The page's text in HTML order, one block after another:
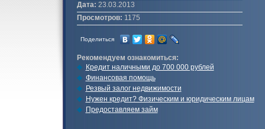
Дата: 23.03.2013
Просмотров: 1175
Поделиться
Рекомендуем ознакомиться:
Кредит наличными до 700 000 рублей
Финансовая помощь
Резвый залог недвижимости
Нужен кредит? Физическим и юридическим лицам
Предоставляем займ